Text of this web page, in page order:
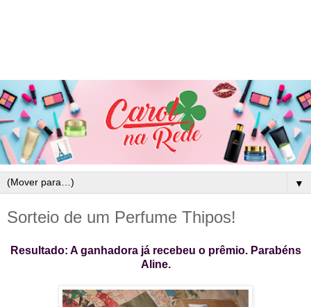
▼
Sorteio de um Perfume Thipos!
Resultado: A ganhadora já recebeu o prêmio. Parabéns
Aline.